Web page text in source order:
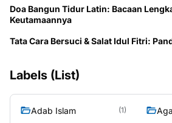
Doa Bangun Tidur Latin: Bacaan
Keutamaannya
Tata Cara Bersuci & Salat Idul Fitri:
Labels (List)
Adab Islam (1)